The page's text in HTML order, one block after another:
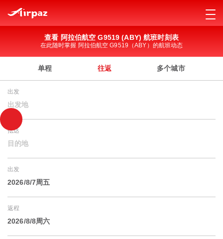
查看 阿拉伯航空 G9519 (ABY) 航班时刻表
在此随时掌握 阿拉伯航空 G9519（ABY）的航班动态
单程 往返 多个城市
出发
出发地
抵达
目的地
出发
2026/8/7周五
返程
2026/8/8周六